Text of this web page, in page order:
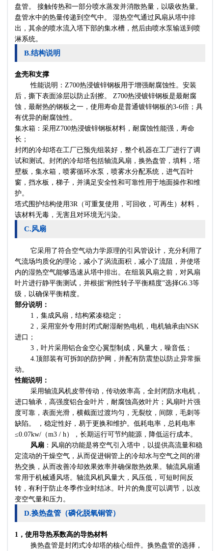
盘管。 接触传热和一部分喷水蒸发并消散热量，以吸收热量。
盘管水中的热量传递到空气中。 湿热空气通过风扇从塔中排
出，其余的喷水流入塔下部的集水槽，然后由喷水泵输送到喷
淋系统。
B.结构说明
盒壳和支撑
性能说明：Z700热浸镀锌钢板用于增强耐腐蚀性。安装
后，撕下表面涂层以防止刮擦。 Z700热浸镀锌钢板是最耐腐
蚀，最耐热的钢板之一，使用寿命是普通镀锌钢板的3-6倍；具
有优异的耐腐蚀性。
集水箱：采用Z700热浸镀锌钢板材料，耐腐蚀性能强，寿命
长；
封闭的冷却塔在工厂已预先组装好，整个机器在工厂进行了调
试和测试。封闭的冷却塔包括轴流风扇，换热盘管，填料，塔
壁板，集水箱，喷雾循环水泵，喷雾水分配系统，进气百叶
窗，挡水板，梯子，并满足安全性和可靠性用于地面操作和维
护。
塔式围护结构使用3R（可重复使用，可回收，可再生）材料，
该材料无毒，无害且对环境无污染。
C.风扇
它采用了符合空气动力学原理的引风管设计，充分利用了
气流场均质化的理论，减小了涡流面积，减小了流阻，并使塔
内的湿热空气能够迅速从塔中排出。在组装风扇之前，对风扇
叶片进行静平衡测试，并根据“刚性转子平衡精度”选择G6.3等
级，以确保平衡精度。
部分说明：
1，集成风扇，结构紧凑稳定；
2，采用室外专用封闭式耐湿耐热电机，电机轴承由NSK
进口；
3，叶片采用铝合金空心翼型制成，风量大，噪音低；
4.顶部装有可拆卸的防护网，并配有防震垫以防止异常振
动。
性能说明：
采用轴流风机皮带传动，传动效率高，全封闭防水电机，
进口轴承，高强度铝合金叶片，耐腐蚀高效叶片；风扇叶片强
度可靠，表面光滑，横截面过渡均匀，无裂纹，间隙，毛刺等
缺陷。 ，稳定性好，易于更换和维护。低耗电率，总耗电率
≤0.07kw/（m3 / h），长期运行可节约能源，降低运行成本。
风扇 ：风扇的功能是将空气引入塔中，以提供高流量和稳
定流动的干燥空气，从而促进铜管上的冷却水与空气之间的潜
热交换，从而改善冷却效果效率并确保散热效果。轴流风扇通
常用于机械通风塔。轴流风机风量大，风压低，可短时间反
转，有利于防止冬季作业时结冰。叶片的角度可以调节，以改
变空气量和压力。
D.换热盘管（磷化脱氧铜管）
1，使用导热系数高的导热材料
换热盘管是封闭式冷却塔的核心组件。换热盘管的选择，